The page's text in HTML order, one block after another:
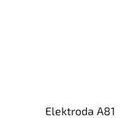
Elektroda A81